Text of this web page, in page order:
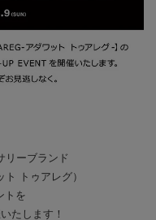
リーブランド
トゥアレグ）
トを
たします！